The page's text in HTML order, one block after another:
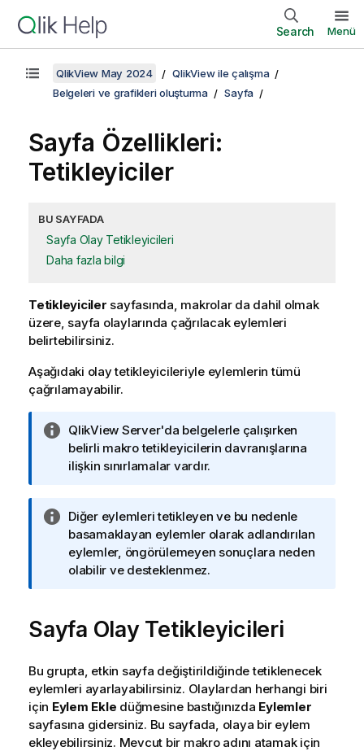
Search Menü
QlikView May 2024
QlikView ile çalışma
Belgeleri ve grafikleri oluşturma
Sayfa
Sayfa Özellikleri:
Tetikleyiciler
BU SAYFADA
Sayfa Olay Tetikleyicileri
Daha fazla bilgi
Tetikleyiciler sayfasında, makrolar da dahil olmak
üzere, sayfa olaylarında çağrılacak eylemleri
belirtebilirsiniz.
Aşağıdaki olay tetikleyicileriyle eylemlerin tümü
çağrılamayabilir.
B
i
l
n
o
t
u
QlikView Server'da belgelerle çalışırken
belirli makro tetikleyicilerin davranışlarına
ilişkin sınırlamalar vardır.
B
i
l
g
o
t
Diğer eylemleri tetikleyen ve bu nedenle
basamaklayan eylemler olarak adlandırılan
eylemler, öngörülemeyen sonuçlara neden
olabilir ve desteklenmez.
Sayfa Olay Tetikleyicileri
Bu grupta, etkin sayfa değiştirildiğinde tetiklenecek
eylemleri ayarlayabilirsiniz. Olaylardan herhangi biri
için Eylem Ekle düğmesine bastığınızda Eylemler
sayfasına gidersiniz. Bu sayfada, olaya bir eylem
ekleyebilirsiniz. Mevcut bir makro adını atamak için